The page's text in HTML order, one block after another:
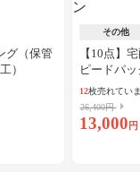
グ（保管
）
その他
【10点】
ピードパ
工）
12枚売れてい
26,400円
13,000 円